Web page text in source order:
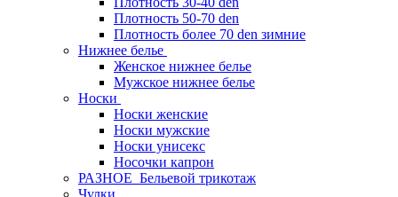
Плотность 50-70 den
Плотность более 70 den зимние
Нижнее белье
Женское нижнее белье
Мужское нижнее белье
Носки
Носки женские
Носки мужские
Носки унисекс
Носочки капрон
РАЗНОЕ_Бельевой трикотаж
Чулки